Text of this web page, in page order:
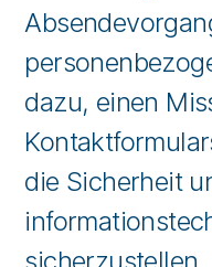
dazu, einen
die Sicherheit